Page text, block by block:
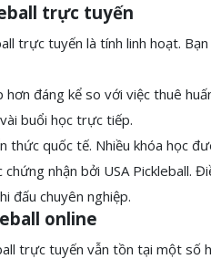
trực tuyến
trực tuyến là tính linh hoạt.
đáng kể so với việc thuê
buổi học trực tiếp.
thức quốc tế. Nhiều khóa học
chứng nhận bởi USA Pickleball.
đấu chuyên nghiệp.
online
trực tuyến vẫn tồn tại một số